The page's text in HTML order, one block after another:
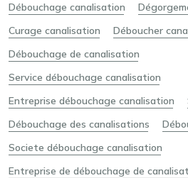
Débouchage canalisation
Curage canalisation
Déboucher
Débouchage de canalisation
Service débouchage canalisation
Entreprise débouchage canalisation
Débouchage des canalisations
Societe débouchage canalisation
Entreprise de débouchage de